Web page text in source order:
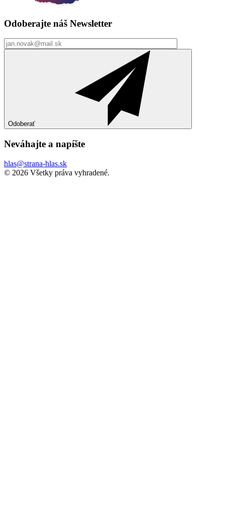
Odoberajte náš Newsletter
Odoberať
Neváhajte a napíšte
hlas@strana-hlas.sk
©️ 2026 Všetky práva vyhradené.